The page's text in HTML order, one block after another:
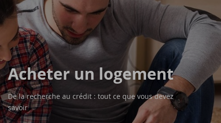
Ache­ter un lo­ge­ment
De la recherche au crédit : tout ce que vous devez
savoir